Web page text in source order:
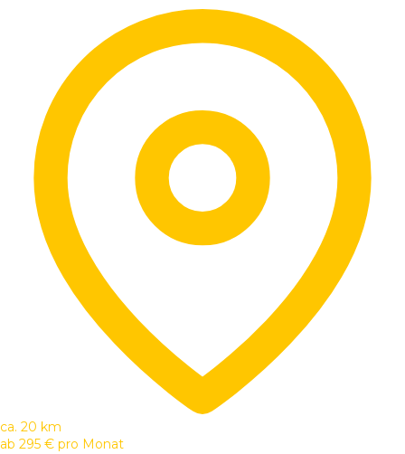
ca. 20 km
ab 295 € pro Monat